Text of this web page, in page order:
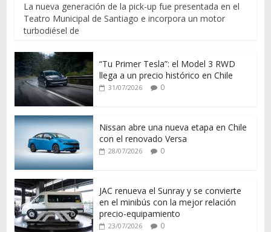
La nueva generación de la pick-up fue presentada en el
Teatro Municipal de Santiago e incorpora un motor
turbodiésel de
“Tu Primer Tesla”: el Model 3 RWD
llega a un precio histórico en Chile
31/07/2026 0
Nissan abre una nueva etapa en Chile
con el renovado Versa
28/07/2026 0
JAC renueva el Sunray y se convierte
en el minibús con la mejor relación
precio-equipamiento
23/07/2026 0